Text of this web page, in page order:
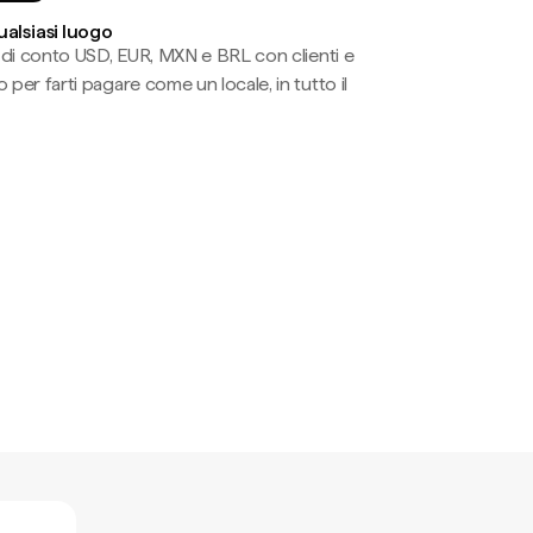
luogo
conto USD, EUR, MXN e BRL con clienti e
farti pagare come un locale, in tutto il